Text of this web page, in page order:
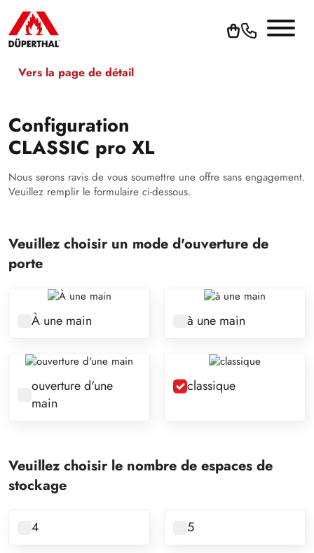
Vers la page de détail
Configuration
CLASSIC pro XL
Nous serons ravis de vous soumettre une offre sans engagement.
Veuillez remplir le formulaire ci-dessous.
Veuillez choisir un mode d'ouverture de
porte
À une main à une main
ouverture d'une
main
classique
Veuillez choisir le nombre de espaces de
stockage
4 5